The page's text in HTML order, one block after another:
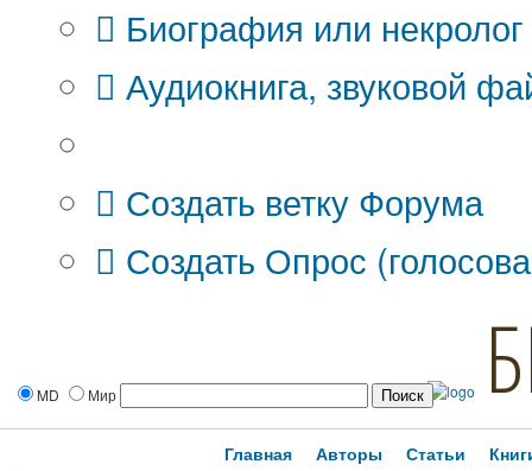
Биография или некролог
Аудиокнига, звуковой
Создать ветку Форума
Создать Опрос
MD Мир
Главная Авторы Статьи